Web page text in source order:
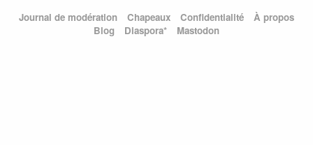
Journal de modération Chapeaux Confidentialité
À propos
Blog
Diaspora* Mastodon